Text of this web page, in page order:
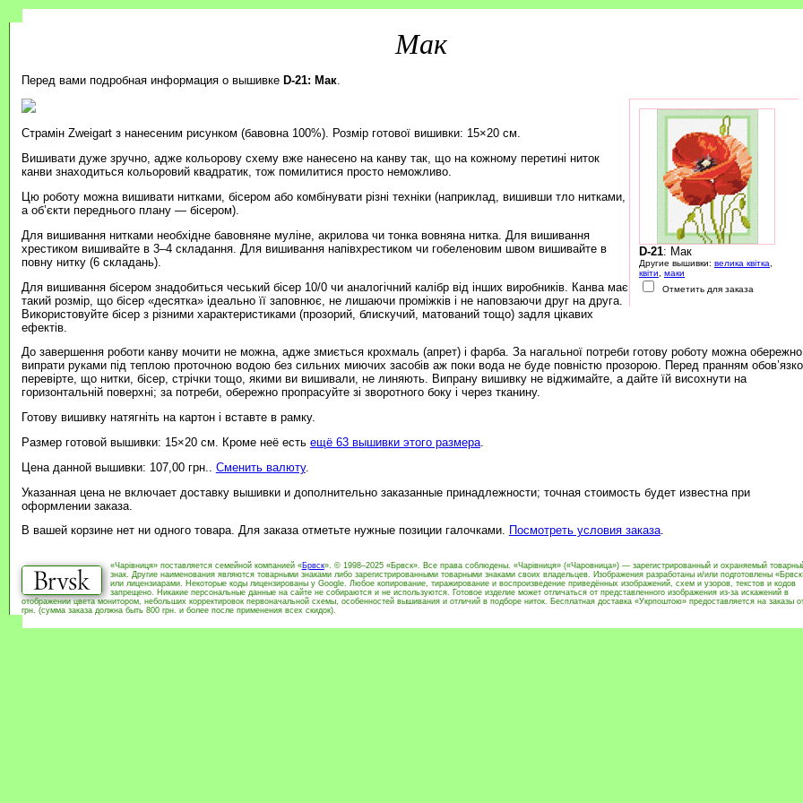
Мак
Перед вами подробная информация о вышивке D-21: Мак.
D-21: Мак
Другие вышивки: велика квітка
квіти
маки
Отметить для заказа
Страмін Zweigart з нанесеним рисунком (бавовна 100%). Розмір готової вишивки: 15×20 см.
Вишивати дуже зручно, адже кольорову схему вже нанесено на канву так, що на кожному перетині ниток
канви знаходиться кольоровий квадратик, тож помилитися просто неможливо.
Цю роботу можна вишивати нитками, бісером або комбінувати різні техніки (наприклад, вишивши тло нитками,
а об’єкти переднього плану — бісером).
Для вишивання нитками необхідне бавовняне муліне, акрилова чи тонка вовняна нитка. Для вишивання
хрестиком вишивайте в 3–4 складання. Для вишивання напівхрестиком чи гобеленовим швом вишивайте в
повну нитку (6 складань).
Для вишивання бісером знадобиться чеський бісер 10/0 чи аналогічний калібр від інших виробників. Канва має
такий розмір, що бісер «десятка» ідеально її заповнює, не лишаючи проміжків і не наповзаючи друг на друга.
Використовуйте бісер з різними характеристиками (прозорий, блискучий, матований тощо) задля цікавих
ефектів.
До завершення роботи канву мочити не можна, адже змиється крохмаль (апрет) і фарба. За нагальної потреби готову роботу можна обережно
випрати руками під теплою проточною водою без сильних миючих засобів аж поки вода не буде повністю прозорою. Перед пранням
перевірте, що нитки, бісер, стрічки тощо, якими ви вишивали, не линяють. Випрану вишивку не віджимайте, а дайте їй висохнути на
горизонтальній поверхні; за потреби, обережно пропрасуйте зі зворотного боку і через тканину.
Готову вишивку натягніть на картон і вставте в рамку.
Размер готовой вышивки: 15×20 см. Кроме неё есть ещё 63 вышивки этого размера.
Цена данной вышивки: 107,00 грн.. Сменить валюту.
Указанная цена не включает доставку вышивки и дополнительно заказанные принадлежности; точная стоимость будет известна при
оформлении заказа.
В вашей корзине нет ни одного товара. Для заказа отметьте нужные позиции галочками. Посмотреть условия заказа.
«Чарівниця» поставляется семейной компанией «Брвск». © 1998–2025 «Брвск». Все права соблюдены. «Чарівниця» («Чаровница») — зарегистрированный и охраняемый
знак. Другие наименования являются товарными знаками либо зарегистрированными товарными знаками своих владельцев. Изображения разработаны и/или подготовлены
или лицензиарами. Некоторые коды лицензированы у Google. Любое копирование, тиражирование и воспроизведение приведённых изображений, схем и узоров, текстов и кодов
запрещено. Никакие персональные данные на сайте не собираются и не используются. Готовое изделие может отличаться от представленного изображения из-за искажений в
отображении цвета монитором, небольших корректировок первоначальной схемы, особенностей вышивания и отличий в подборе ниток. Бесплатная доставка «Укрпоштою» предоставляется на заказы
грн. (сумма заказа должна быть 800 грн. и более после применения всех скидок).